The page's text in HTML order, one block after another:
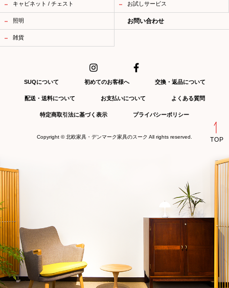
キャビネット / チェスト
照明
雑貨
お試しサービス
お問い合わせ
SUQについて 初めてのお客様へ 交換・返品について
配送・送料について お支払いについて よくある質問
特定商取引法に基づく表示 プライバシーポリシー
Copyright ©北欧家具・デンマーク家具のスーク All rights reserved.